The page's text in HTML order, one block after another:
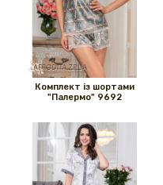
Комплект із шортами
"Палермо" 9692